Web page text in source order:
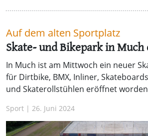
Auf dem alten Sportplatz
Skate- und Bikepark in
In Much ist am Mittwoch ein neuer
für Dirtbike, BMX, Inliner,
und Skaterollstühlen eröffnet
Sport | 26. Juni 2024